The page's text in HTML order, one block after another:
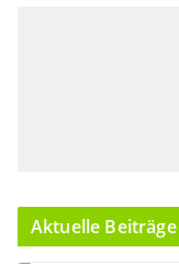
Aktuelle Beiträge